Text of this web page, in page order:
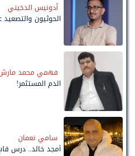
أدونيس الدخيني
الحوثيون
فهمي محمد
الدم المستثمر!
سامي نعمان
أمجد خالد.. درس